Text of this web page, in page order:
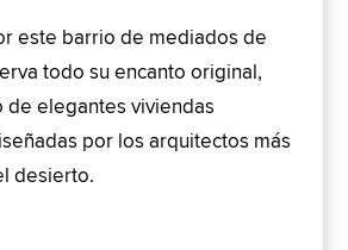
este barrio de mediados de
todo su encanto original,
de elegantes viviendas
por los arquitectos más
desierto.